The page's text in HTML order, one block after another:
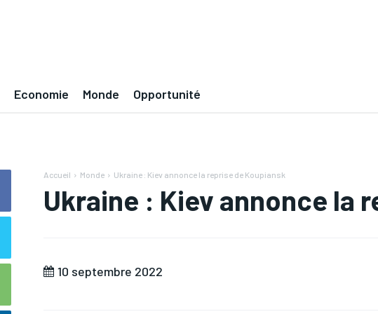
Economie Monde Opportunité
Accueil Monde Ukraine : Kiev annonce la reprise de Koupiansk
Ukraine : Kiev annonce la
10 septembre 2022